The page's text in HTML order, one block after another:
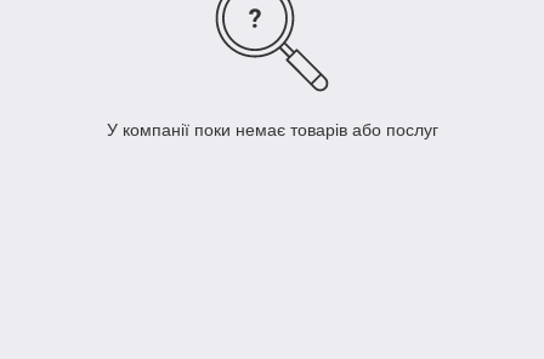
У компанії поки немає товарів або послуг